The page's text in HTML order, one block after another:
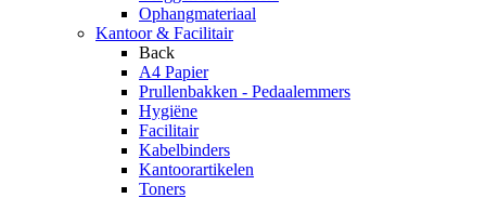
Ophangmateriaal
Kantoor & Facilitair
Back
A4 Papier
Prullenbakken - Pedaalemmers
Hygiëne
Facilitair
Kabelbinders
Kantoorartikelen
Toners